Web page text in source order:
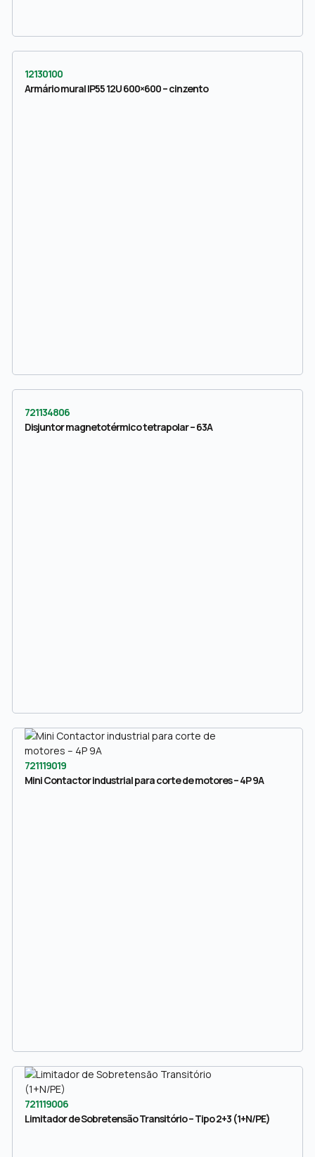
12130100
Armário mural IP55 12U 600×600 – cinzento
721134806
Disjuntor magnetotérmico tetrapolar – 63A
721119019
Mini Contactor industrial para corte de motores – 4P 9A
721119006
Limitador de Sobretensão Transitório – Tipo 2+3 (1+N/PE)